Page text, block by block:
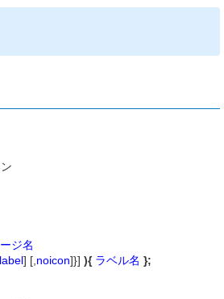
ジ名
] [, noicon]}] ){ ラベル名 };